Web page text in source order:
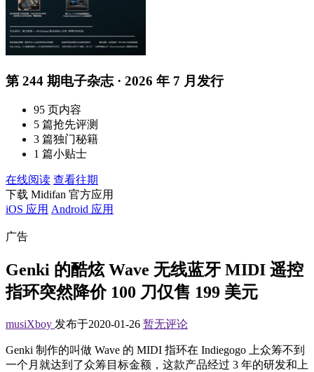
第 244 期电子杂志 · 2026 年 7 月发行
95 页内容
5 篇抢先评测
3 篇独门秘籍
1 篇小贴士
在线阅读 查看往期
下载 Midifan 官方应用
iOS 应用 Android 应用
广告
Genki 的酷炫 Wave 无线蓝牙 MIDI 遥控
指环突然降价 100 刀仅售 199 美元
musiXboy 发布于2020-01-26 暂无评论
Genki 制作的叫做 Wave 的 MIDI 指环在 Indiegogo 上众筹不到
一个月就达到了众筹目标金额，这款产品经过 3 年的研发和上